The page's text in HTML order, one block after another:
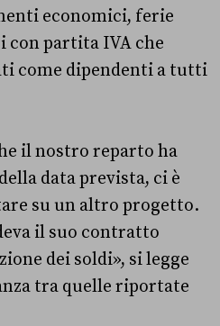
economici, ferie
con partita IVA che
come dipendenti a tutti
il nostro reparto ha
data prevista, ci è
su un altro progetto.
il suo contratto
dei soldi», si legge
tra quelle riportate